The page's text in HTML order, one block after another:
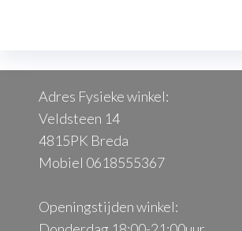
Adres Fysieke winkel:
Veldsteen 14
4815PK Breda
Mobiel 0618555367
Openingstijden winkel: